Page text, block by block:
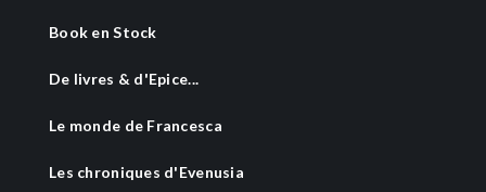
Book en Stock
De livres & d'Epice...
Le monde de Francesca
Les chroniques d'Evenusia